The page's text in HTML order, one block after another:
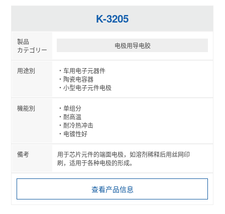
K-3205
电极用导电胶
车用电子元器件
陶瓷电容器
小型电子元件电极
单组分
耐高温
耐冷热冲击
电镀性好
用于芯片元件的端面电极，如溶剂稀释后用丝网印
刷，适用于各种电极的形成。
查看产品信息